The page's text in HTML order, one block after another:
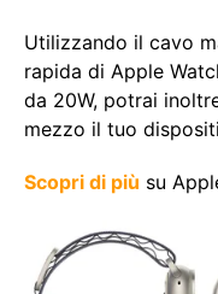
Utilizzando il cavo
rapida di Apple
da 20W, potrai
mezzo il tuo
Scopri di più su